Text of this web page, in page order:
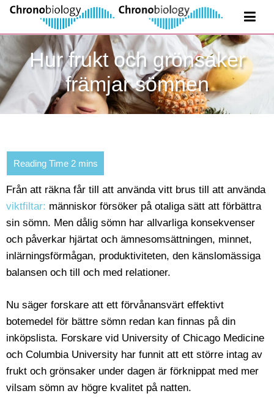
Hur frukt och grönsaker
främjar sömnen
Från att räkna får till att använda vitt brus till att använda
viktfiltar: människor försöker på otaliga sätt att förbättra
sin sömn. Men dålig sömn har allvarliga konsekvenser
och påverkar hjärtat och ämnesomsättningen, minnet,
inlärningsförmågan, produktiviteten, den känslomässiga
balansen och till och med relationer.
Nu säger forskare att ett förvånansvärt effektivt
botemedel för bättre sömn redan kan finnas på din
inköpslista. Forskare vid University of Chicago Medicine
och Columbia University har funnit att ett större intag av
frukt och grönsaker under dagen är förknippat med mer
vilsam sömn av högre kvalitet på natten.